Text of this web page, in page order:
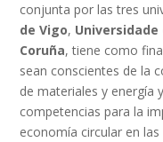
conjunta por las tres
de Vigo,
Coruña, tiene como
sean conscientes de la
de materiales y energía
competencias para la
economía circular en